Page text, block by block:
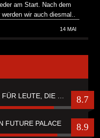
am Start. Nach dem
wir auch diesmal..
14 MAI
8.7
FUTURE PALACE 8.9